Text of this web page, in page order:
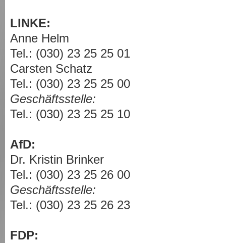
LINKE:
Anne Helm
Tel.: (030) 23 25 25 01
Carsten Schatz
Tel.: (030) 23 25 25 00
Geschäftsstelle:
Tel.: (030) 23 25 25 10
AfD:
Dr. Kristin Brinker
Tel.: (030) 23 25 26 00
Geschäftsstelle:
Tel.: (030) 23 25 26 23
FDP: